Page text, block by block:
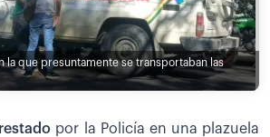
la que presuntamente se transportaban las
o por la Policía en una plazuela